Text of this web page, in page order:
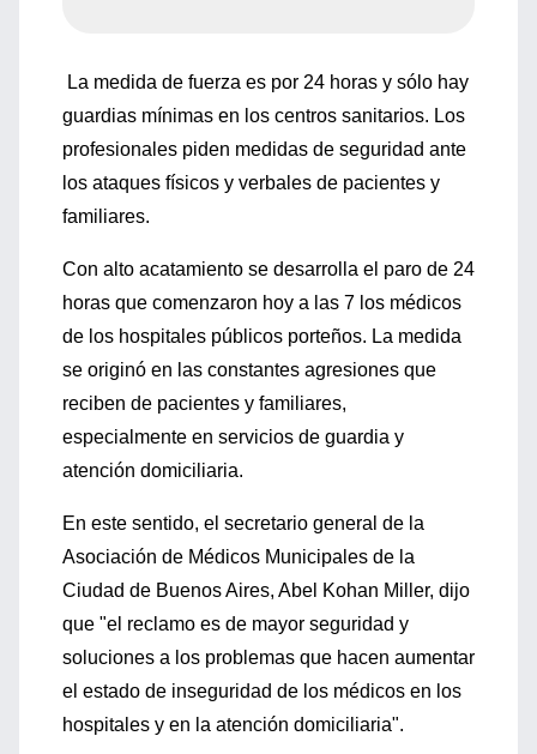
La medida de fuerza es por 24 horas y sólo hay
guardias mínimas en los centros sanitarios. Los
profesionales piden medidas de seguridad ante
los ataques físicos y verbales de pacientes y
familiares.
Con alto acatamiento se desarrolla el paro de 24
horas que comenzaron hoy a las 7 los médicos
de los hospitales públicos porteños. La medida
se originó en las constantes agresiones que
reciben de pacientes y familiares,
especialmente en servicios de guardia y
atención domiciliaria.
En este sentido, el secretario general de la
Asociación de Médicos Municipales de la
Ciudad de Buenos Aires, Abel Kohan Miller, dijo
que "el reclamo es de mayor seguridad y
soluciones a los problemas que hacen aumentar
el estado de inseguridad de los médicos en los
hospitales y en la atención domiciliaria".